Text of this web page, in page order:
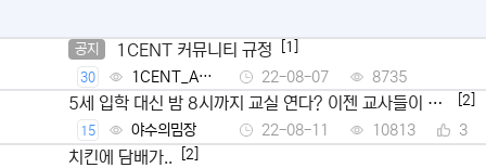
공지 1CENT 커뮤니티 규정 [1]
30
1CENT_Ad
min
22-08-07 8735
5세 입학 대신 밤 8시까지 교실 연다? 이젠 교사들이 뿔
났다
[2]
15 야수의밈장 22-08-11 10813 3
치킨에 담배가.. [2]